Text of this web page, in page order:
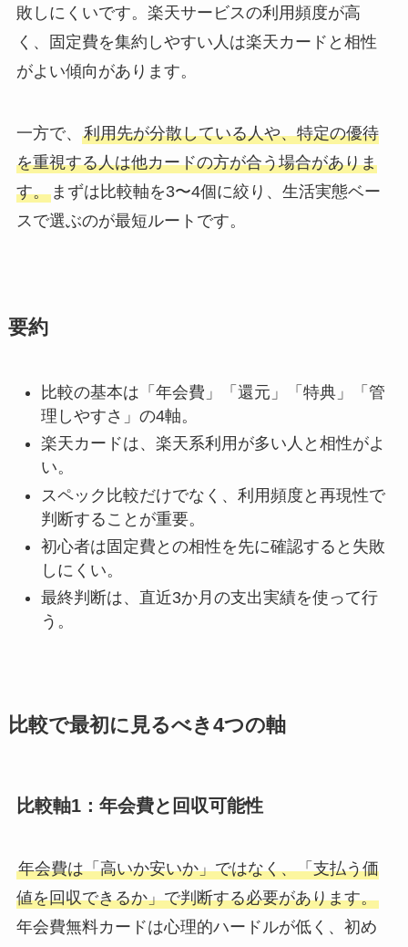
敗しにくいです。楽天サービスの利用頻度が高
く、固定費を集約しやすい人は楽天カードと相性
がよい傾向があります。
一方で、 利用先が分散している人や、特定の優待
を重視する人は他カードの方が合う場合がありま
す。まずは比較軸を3〜4個に絞り、生活実態ベー
スで選ぶのが最短ルートです。
要約
比較の基本は「年会費」「還元」「特典」「管
理しやすさ」の4軸。
楽天カードは、楽天系利用が多い人と相性がよ
い。
スペック比較だけでなく、利用頻度と再現性で
判断することが重要。
初心者は固定費との相性を先に確認すると失敗
しにくい。
最終判断は、直近3か月の支出実績を使って行
う。
比較で最初に見るべき4つの軸
比較軸1：年会費と回収可能性
年会費は「高いか安いか」ではなく、「支払う価
値を回収できるか」で判断する必要があります。
年会費無料カードは心理的ハードルが低く、初め